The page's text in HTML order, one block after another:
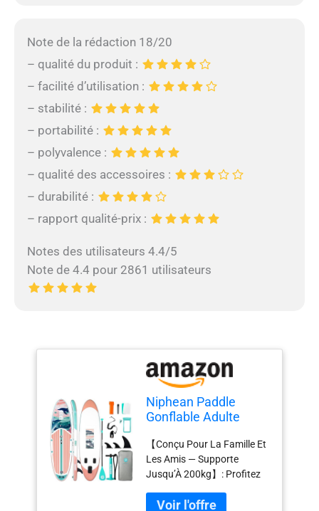
Note de la rédaction 18/20
– qualité du produit :
– facilité d’utilisation :
– stabilité :
– portabilité :
– polyvalence :
– qualité des accessoires :
– durabilité :
– rapport qualité-prix :
Notes des utilisateurs 4.4/5
Note de 4.4 pour 2861 utilisateurs
Niphean Paddle
Gonflable Adulte
Accessoires, 320cm
Planches de Stand
Up Paddle Gonflables
pour Tous Les
Niveaux, Sup avec
【Conçu Pour La Famille Et
Les Amis — Supporte
Jusqu’À 200kg】: Profitez
toute confiance. Le paddle